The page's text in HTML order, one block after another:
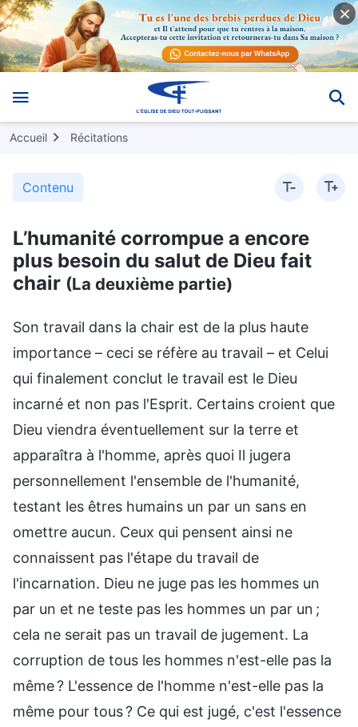
Accueil Récitations
Contenu
L’humanité corrompue a encore
plus besoin du salut de Dieu fait
chair (La deuxième partie)
Son travail dans la chair est de la plus haute
importance – ceci se réfère au travail – et Celui
qui finalement conclut le travail est le Dieu
incarné et non pas l'Esprit. Certains croient que
Dieu viendra éventuellement sur la terre et
apparaîtra à l'homme, après quoi Il jugera
personnellement l'ensemble de l'humanité,
testant les êtres humains un par un sans en
omettre aucun. Ceux qui pensent ainsi ne
connaissent pas l'étape du travail de
l'incarnation. Dieu ne juge pas les hommes un
par un et ne teste pas les hommes un par un ;
cela ne serait pas un travail de jugement. La
corruption de tous les hommes n'est-elle pas la
même ? L'essence de l'homme n'est-elle pas la
même pour tous ? Ce qui est jugé, c'est l'essence